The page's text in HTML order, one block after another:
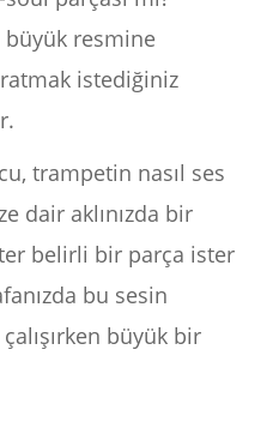
büyük resmine
istediğiniz
trampetin nasıl ses
dair aklınızda bir
belirli bir parça ister
bu sesin
büyük bir